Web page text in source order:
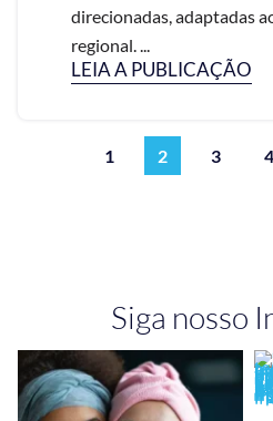
direcionadas, adaptadas
regional. ...
LEIA A PUBLICAÇÃO
1 2 3 4
Siga nosso